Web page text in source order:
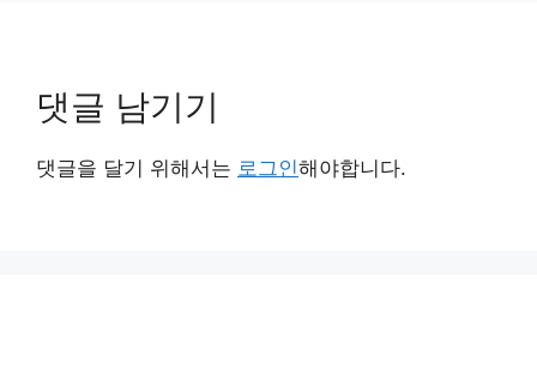
댓글 남기기
댓글을 달기 위해서는 로그인해야합니다.